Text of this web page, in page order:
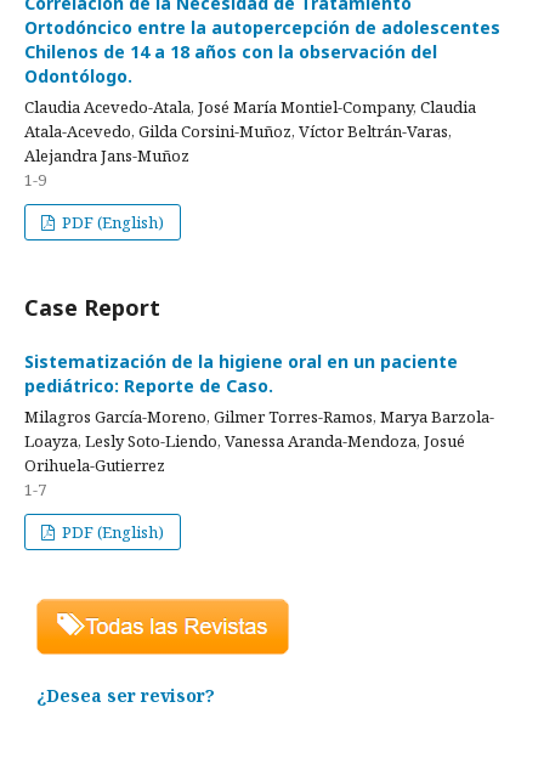
Ortodóncico entre la autopercepción de adolescentes
Chilenos de 14 a 18 años con la observación del
Odontólogo.
Claudia Acevedo-Atala, José María Montiel-Company, Claudia
Atala-Acevedo, Gilda Corsini-Muñoz, Víctor Beltrán-Varas,
Alejandra Jans-Muñoz
1-9
PDF (English)
Case Report
Sistematización de la higiene oral en un paciente
pediátrico: Reporte de Caso.
Milagros García-Moreno, Gilmer Torres-Ramos, Marya Barzola-
Loayza, Lesly Soto-Liendo, Vanessa Aranda-Mendoza, Josué
Orihuela-Gutierrez
1-7
PDF (English)
¿Desea ser revisor?